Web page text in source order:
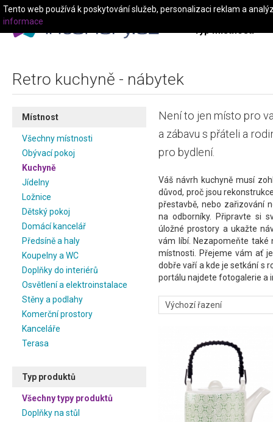
Typ místnosti
Retro kuchyně - nábytek
Místnost
Všechny místnosti
Obývací pokoj
Kuchyně
Jídelny
Ložnice
Dětský pokoj
Domácí kancelář
Předsíně a haly
Koupelny a WC
Doplňky do interiérů
Osvětlení a elektroinstalace
Stěny a podlahy
Komerční prostory
Kanceláře
Terasa
Typ produktů
Všechny typy produktů
Doplňky na stůl
Není to jen místo pro
a zábavu s přáteli a
pro bydlení.
Váš návrh kuchyně musí
důvod, proč jsou
přestavbě, nebo zařizování
na odborníky. Připravte si
úložné prostory a ukažte
vám líbí. Nezapomeňte
místnosti. Přejeme vám ať
dobře vaří a kde je setkání s
portálu najdete fotogalerie a
Tento web používá k poskytování služeb, personalizaci reklam a
informace